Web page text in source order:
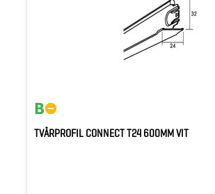
TVÄRPROFIL CONNECT T24 600MM VIT